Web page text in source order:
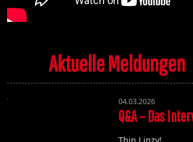
Aktuelle Meldungen
04.03.2026
Q&A – Das